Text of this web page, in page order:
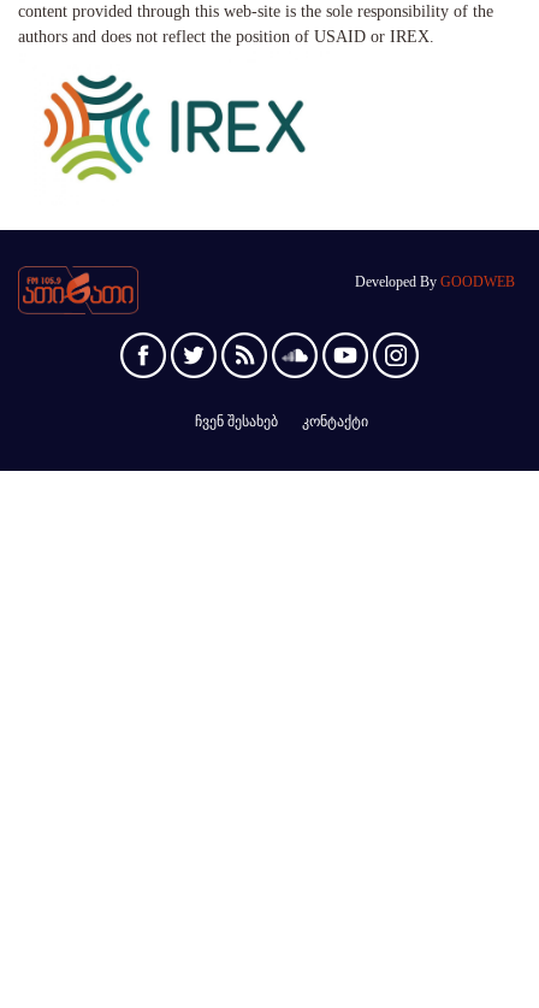
content provided through this web-site is the sole responsibility of the
authors and does not reflect the position of USAID or IREX.
Developed By GOODWEB
ჩვენ შესახებ კონტაქტი